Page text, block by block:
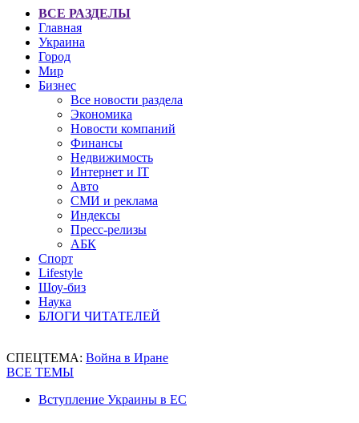
ВСЕ РАЗДЕЛЫ
Главная
Украина
Город
Мир
Бизнес
Все новости раздела
Экономика
Новости компаний
Финансы
Недвижимость
Интернет и IT
Авто
СМИ и реклама
Индексы
Пресс-релизы
АБК
Спорт
Lifestyle
Шоу-биз
Наука
БЛОГИ ЧИТАТЕЛЕЙ
СПЕЦТЕМА: Война в Иране
ВСЕ ТЕМЫ
Вступление Украины в ЕС